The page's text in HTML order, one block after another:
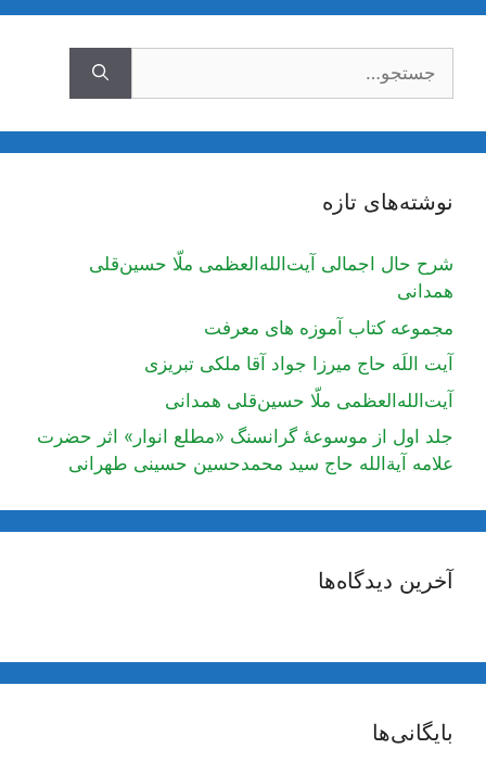
نوشته‌های تازه
شرح حال اجمالی آیت‌الله‌العظمی ملّا حسین‌قلی
همدانی
مجموعه کتاب آموزه های معرفت
آیت اللَه حاج میرزا جواد آقا ملکی تبریزی
آیت‌الله‌العظمی ملّا حسین‌قلی همدانی
جلد اول از موسوعۀ گرانسنگ «مطلع انوار» اثر حضرت
علامه آیة‌الله حاج سید محمدحسین حسینی طهرانی
آخرین دیدگاه‌ها
بایگانی‌ها